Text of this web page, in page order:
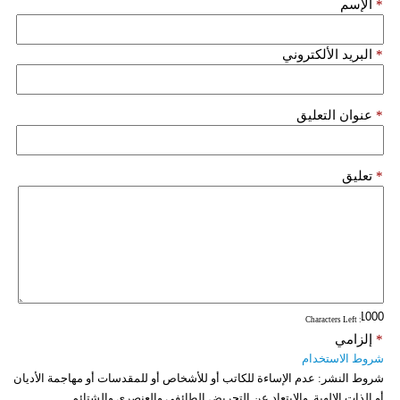
الإسم *
البريد الألكتروني *
عنوان التعليق *
تعليق *
: Characters Left
إلزامي *
شروط الاستخدام
شروط النشر: عدم الإساءة للكاتب أو للأشخاص أو للمقدسات أو مهاجمة الأديان